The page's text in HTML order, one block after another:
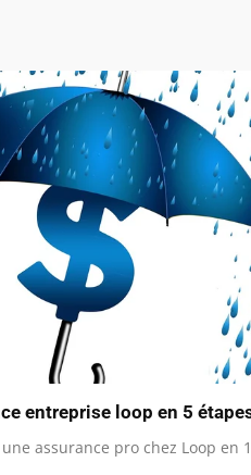
entreprise loop en 5
assurance pro chez Loop en